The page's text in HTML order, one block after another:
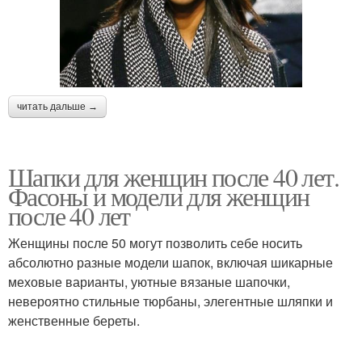
читать дальше →
Шапки для женщин после 40 лет.
Фасоны и модели для женщин
после 40 лет
Женщины после 50 могут позволить себе носить
абсолютно разные модели шапок, включая шикарные
меховые варианты, уютные вязаные шапочки,
невероятно стильные тюрбаны, элегентные шляпки и
женственные береты.